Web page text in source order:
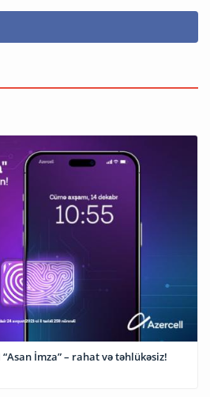
İmza” – rahat və təhlükəsiz!